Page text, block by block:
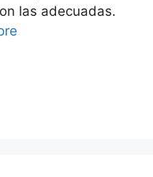
las adecuadas.